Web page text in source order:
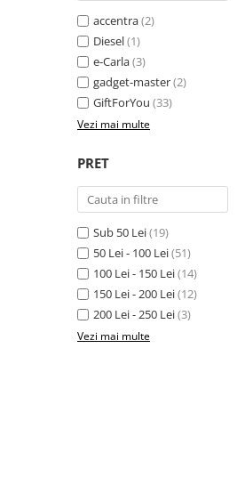
accentra(2)
Diesel(1)
e-Carla(3)
gadget-master(2)
GiftForYou (33)
Vezi mai multe
PRET
Sub 50 Lei(19)
50 Lei - 100 Lei(51)
100 Lei - 150 Lei(14)
150 Lei - 200 Lei(12)
200 Lei - 250 Lei(3)
Vezi mai multe